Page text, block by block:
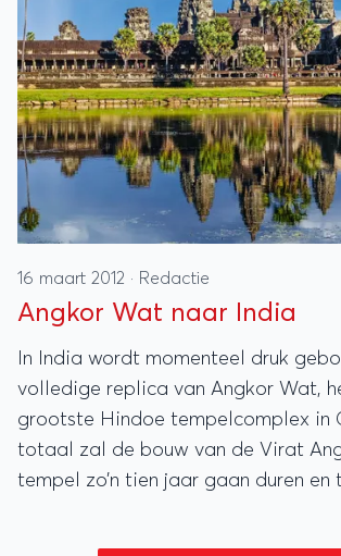
16 maart 2012 · Redactie
Angkor Wat naar India
In India wordt momenteel druk
volledige replica van Angkor Wat,
grootste Hindoe tempelcomplex in
totaal zal de bouw van de Virat
tempel zo’n tien jaar gaan duren en